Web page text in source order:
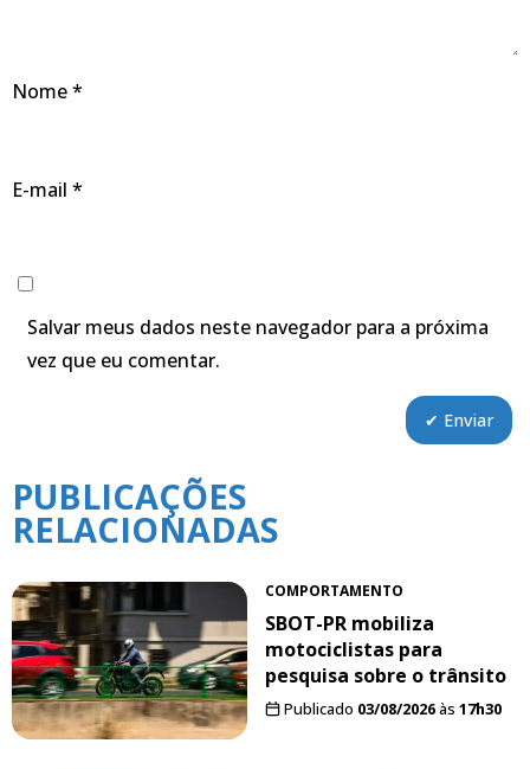
Nome*
E-mail *
Salvar meus dados neste navegador para a próxima
vez que eu comentar.
PUBLICAÇÕES
RELACIONADAS
COMPORTAMENTO
SBOT-PR mobiliza
motociclistas para
pesquisa sobre o trânsito
Publicado 03/08/2026às 17h30